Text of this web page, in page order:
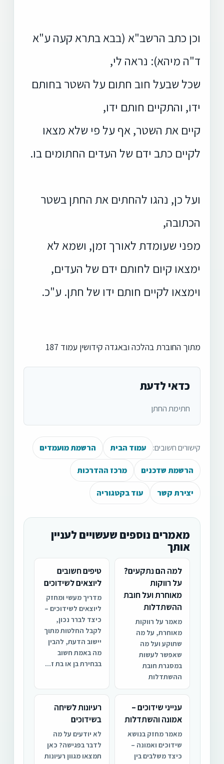
וכן כתב הרשב"א (בבא בתרא קעה ע"א
ד"ה מיהא): נראה לי,
שכל שבעל חוב חתום על השטר בחותם
ידו, והתקיים חותם ידו,
קיים את השטר, אף על פי שלא מצאו
לקיים כתב ידם של העדים החתומים בו.
ועל כן, נהגו להחתים את החתן בשטר
הכתובה,
מפני שעומדת לאורך זמן, ושמא לא
ימצאו קיום לחותם ידם של העדים,
וימצאו לקיים חותם ידו של חתן. ע"כ.
מתוך החוברת בהלכה ובאגדה קידושין עמוד 187
כדאי לדעת
חתימת החתן
קישורים חשובים: עמוד הבית הרשמת מועמדים
הרשמת שדכנים מרכז ההדרכות
יצירת קשר עוד בקטגוריה
מאמרים נוספים שעשויים לעניין
אותך
למה הם נתקעים?
על רווקות
מאוחרת ועל חובת
ההשתדלות
מאמר על רווקות
מאוחרת, על מה
שתוקע ועל מה
שאפשר לעשות
במסגרת חובת
ההשתדלות
טיפים חשובים
ליוצאים לשידוכים
מדריך מעשי ומחזק
ליוצאים לשידוכים –
כיצד לברר נכון,
לקבל החלטות מתוך
יישוב הדעת, להבין
מה באמת חשוב
בבחירת בן או בת ז...
ענייני שידוכים –
אמונה והשתדלות
מאמר מחזק בנושא
שידוכים ואמונה –
כיצד משלבים בין
רעיונות לשיחה
בשידוכים
לא יודעים על מה
לדבר בפגישה? כאן
תמצאו מגוון רעיונות